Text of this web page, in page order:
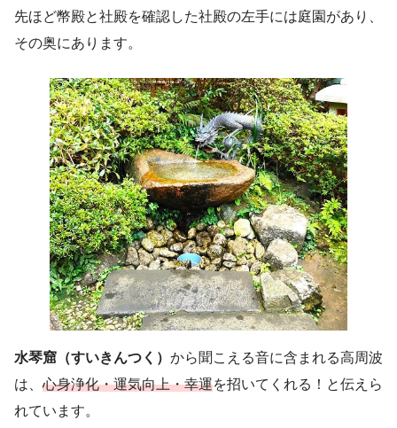
先ほど幣殿と社殿を確認した社殿の左手には庭園があり、
その奥にあります。
水琴窟（すいきんつく） から聞こえる音に含まれる高周波
は、 心身浄化・運気向上・幸運を招いてくれる！と伝えら
れています。